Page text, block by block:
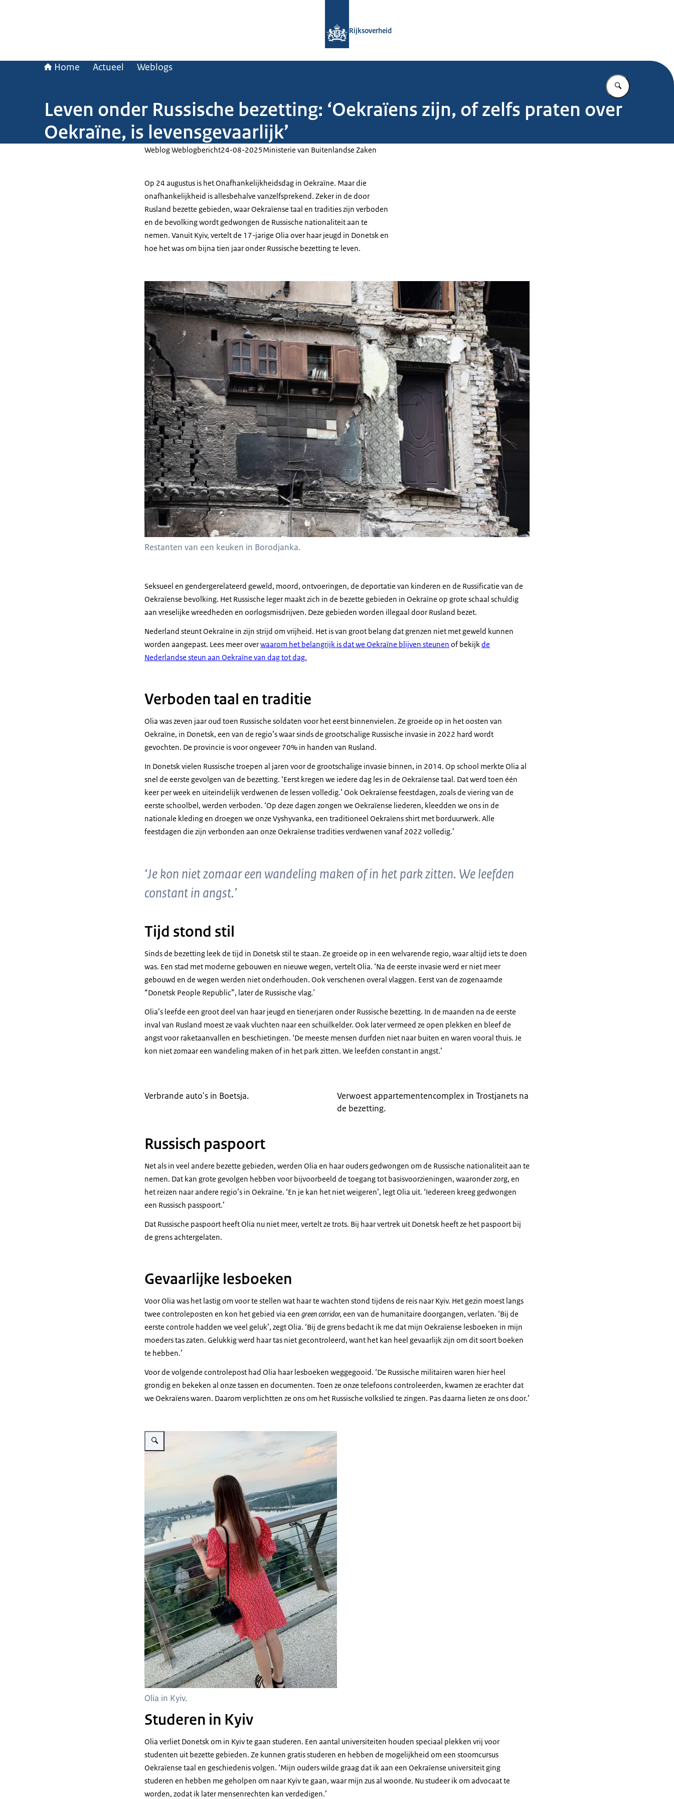
Rijksoverheid
Home Actueel Weblogs
Vul in wat u
Leven onder Russische bezetting: ‘Oekraïens zijn, of zelfs praten over
Oekraïne, is levensgevaarlijk’
Weblog Weblogbericht24-08-2025Ministerie van Buitenlandse Zaken
Op 24 augustus is het Onafhankelijkheidsdag in Oekraïne. Maar die
onafhankelijkheid is allesbehalve vanzelfsprekend. Zeker in de door
Rusland bezette gebieden, waar Oekraïense taal en tradities zijn verboden
en de bevolking wordt gedwongen de Russische nationaliteit aan te
nemen. Vanuit Kyiv, vertelt de 17-jarige Olia over haar jeugd in Donetsk en
hoe het was om bijna tien jaar onder Russische bezetting te leven.
Restanten van een keuken in Borodjanka.
Seksueel en gendergerelateerd geweld, moord, ontvoeringen, de deportatie van kinderen en de Russificatie van de
Oekraïense bevolking. Het Russische leger maakt zich in de bezette gebieden in Oekraïne op grote schaal schuldig
aan vreselijke wreedheden en oorlogsmisdrijven. Deze gebieden worden illegaal door Rusland bezet.
Nederland steunt Oekraïne in zijn strijd om vrijheid. Het is van groot belang dat grenzen niet met geweld kunnen
worden aangepast. Lees meer overwaarom het belangrijk is dat we Oekraïne blijven steunen of bekijkde
Nederlandse steun aan Oekraïne van dag tot dag.
Verboden taal en traditie
Olia was zeven jaar oud toen Russische soldaten voor het eerst binnenvielen. Ze groeide op in het oosten van
Oekraïne, in Donetsk, een van de regio’s waar sinds de grootschalige Russische invasie in 2022 hard wordt
gevochten. De provincie is voor ongeveer 70% in handen van Rusland.
In Donetsk vielen Russische troepen al jaren voor de grootschalige invasie binnen, in 2014. Op school merkte Olia al
snel de eerste gevolgen van de bezetting. ‘Eerst kregen we iedere dag les in de Oekraïense taal. Dat werd toen één
keer per week en uiteindelijk verdwenen de lessen volledig.’ Ook Oekraïense feestdagen, zoals de viering van de
eerste schoolbel, werden verboden. ‘Op deze dagen zongen we Oekraïense liederen, kleedden we ons in de
nationale kleding en droegen we onze Vyshyvanka, een traditioneel Oekraïens shirt met borduurwerk. Alle
feestdagen die zijn verbonden aan onze Oekraïense tradities verdwenen vanaf 2022 volledig.’
‘Je kon niet zomaar een wandeling maken of in het park zitten. We leefden
constant in angst.’
Tijd stond stil
Sinds de bezetting leek de tijd in Donetsk stil te staan. Ze groeide op in een welvarende regio, waar altijd iets te doen
was. Een stad met moderne gebouwen en nieuwe wegen, vertelt Olia. ‘Na de eerste invasie werd er niet meer
gebouwd en de wegen werden niet onderhouden. Ook verschenen overal vlaggen. Eerst van de zogenaamde
“Donetsk People Republic”, later de Russische vlag.’
Olia’s leefde een groot deel van haar jeugd en tienerjaren onder Russische bezetting. In de maanden na de eerste
inval van Rusland moest ze vaak vluchten naar een schuilkelder. Ook later vermeed ze open plekken en bleef de
angst voor raketaanvallen en beschietingen. ‘De meeste mensen durfden niet naar buiten en waren vooral thuis. Je
kon niet zomaar een wandeling maken of in het park zitten. We leefden constant in angst.’
Verbrande auto's in Boetsja.
Verwoest appartementencomplex in Trostjanets na
de bezetting.
Russisch paspoort
Net als in veel andere bezette gebieden, werden Olia en haar ouders gedwongen om de Russische nationaliteit aan te
nemen. Dat kan grote gevolgen hebben voor bijvoorbeeld de toegang tot basisvoorzieningen, waaronder zorg, en
het reizen naar andere regio’s in Oekraïne. ‘En je kan het niet weigeren’, legt Olia uit. ‘Iedereen kreeg gedwongen
een Russisch passpoort.’
Dat Russische paspoort heeft Olia nu niet meer, vertelt ze trots. Bij haar vertrek uit Donetsk heeft ze het paspoort bij
de grens achtergelaten.
Gevaarlijke lesboeken
Voor Olia was het lastig om voor te stellen wat haar te wachten stond tijdens de reis naar Kyiv. Het gezin moest langs
twee controleposten en kon het gebied via een green corridor,een van de humanitaire doorgangen, verlaten. ‘Bij de
eerste controle hadden we veel geluk’, zegt Olia. ‘Bij de grens bedacht ik me dat mijn Oekraïense lesboeken in mijn
moeders tas zaten. Gelukkig werd haar tas niet gecontroleerd, want het kan heel gevaarlijk zijn om dit soort boeken
te hebben.’
Voor de volgende controlepost had Olia haar lesboeken weggegooid. ‘De Russische militairen waren hier heel
grondig en bekeken al onze tassen en documenten. Toen ze onze telefoons controleerden, kwamen ze erachter dat
we Oekraïens waren. Daarom verplichtten ze ons om het Russische volkslied te zingen. Pas daarna lieten ze ons door.’
Vergroot afbeelding Olia in Kyiv
Olia in Kyiv.
Studeren in Kyiv
Olia verliet Donetsk om in Kyiv te gaan studeren. Een aantal universiteiten houden speciaal plekken vrij voor
studenten uit bezette gebieden. Ze kunnen gratis studeren en hebben de mogelijkheid om een stoomcursus
Oekraïense taal en geschiedenis volgen. ‘Mijn ouders wilde graag dat ik aan een Oekraïense universiteit ging
studeren en hebben me geholpen om naar Kyiv te gaan, waar mijn zus al woonde. Nu studeer ik om advocaat te
worden, zodat ik later mensenrechten kan verdedigen.’